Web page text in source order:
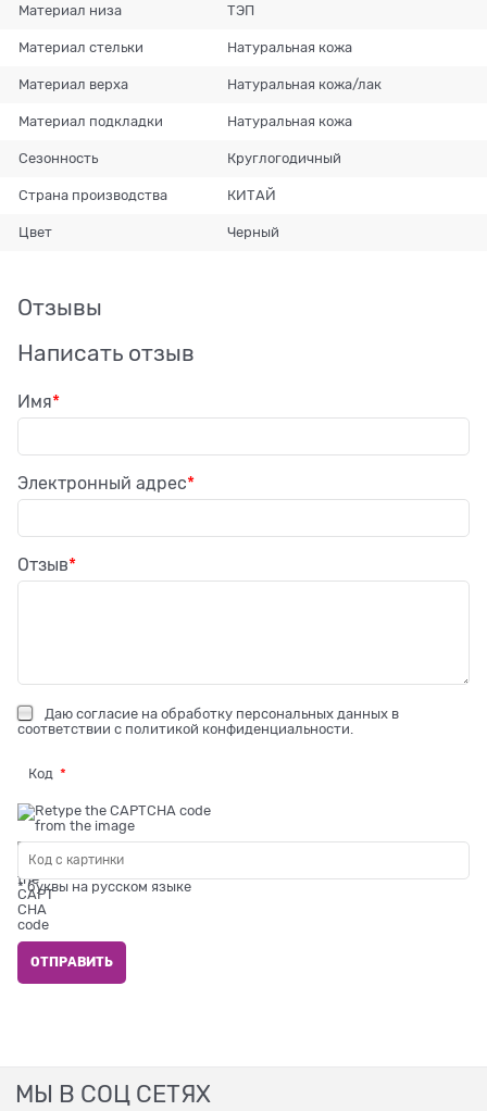
Материал низа ТЭП
Материал стельки Натуральная кожа
Материал верха Натуральная кожа/лак
Материал подкладки Натуральная кожа
Сезонность Круглогодичный
Страна производства КИТАЙ
Цвет Черный
Отзывы
Написать отзыв
Имя
Электронный адрес
Отзыв
Даю согласие на обработку персональных данных в
соответствии с политикой конфиденциальности
Код
* буквы на русском языке
МЫ В СОЦ СЕТЯХ